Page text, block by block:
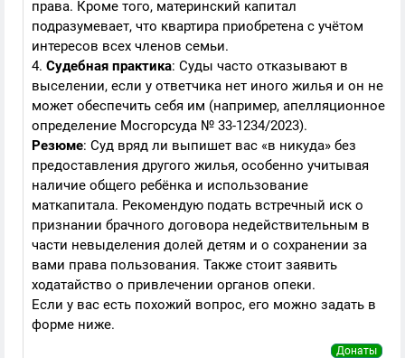
права. Кроме того, материнский капитал
подразумевает, что квартира приобретена с учётом
интересов всех членов семьи.
4. Судебная практика: Суды часто отказывают в
выселении, если у ответчика нет иного жилья и он не
может обеспечить себя им (например, апелляционное
определение Мосгорсуда № 33-1234/2023).
Резюме: Суд вряд ли выпишет вас «в никуда» без
предоставления другого жилья, особенно учитывая
наличие общего ребёнка и использование
маткапитала. Рекомендую подать встречный иск о
признании брачного договора недействительным в
части невыделения долей детям и о сохранении за
вами права пользования. Также стоит заявить
ходатайство о привлечении органов опеки.
Если у вас есть похожий вопрос, его можно задать в
форме ниже.
Донаты